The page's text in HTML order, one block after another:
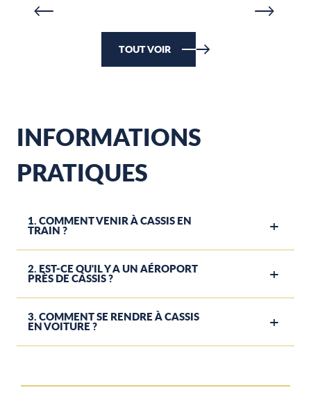
TOUT VOIR
INFORMATIONS
PRATIQUES
1. COMMENT VENIR À CASSIS EN
TRAIN ?
2. EST-CE QU'IL Y A UN AÉROPORT
PRÈS DE CASSIS ?
3. COMMENT SE RENDRE À CASSIS
EN VOITURE ?